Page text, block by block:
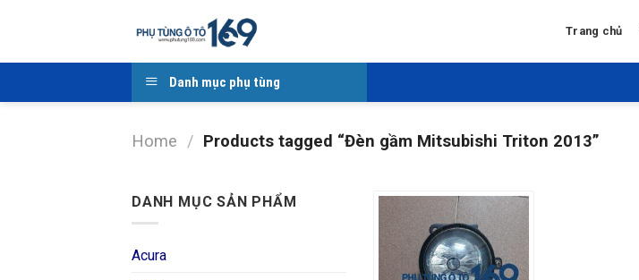
Trang chủ
Danh mục phụ tùng
Home / Products tagged “Đèn gầm Mitsubishi Triton 2013”
DANH MỤC SẢN PHẨM
Acura